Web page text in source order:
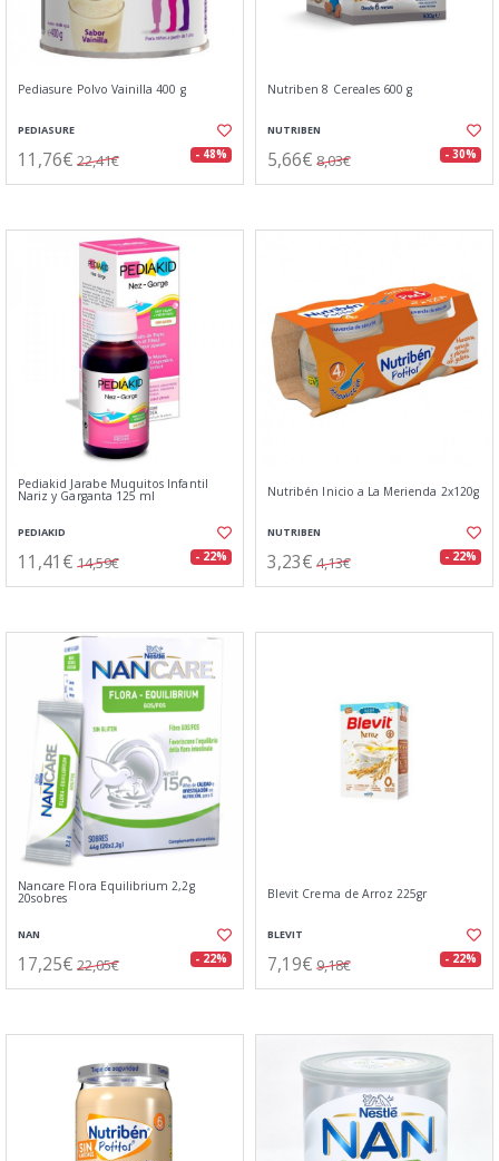
Pediasure Polvo Vainilla 400 g
PEDIASURE
11,76€ 22,41€ - 48%
Nutriben 8 Cereales 600 g
NUTRIBEN
5,66€ 8,03€ - 30%
Pediakid Jarabe Muquitos Infantil
Nariz y Garganta 125 ml
PEDIAKID
11,41€ 14,59€ - 22%
Nutribén Inicio a La Merienda 2x120g
NUTRIBEN
3,23€ 4,13€ - 22%
Nancare Flora Equilibrium 2,2g
20sobres
NAN
17,25€ 22,05€ - 22%
Blevit Crema de Arroz 225gr
BLEVIT
7,19€ 9,18€ - 22%